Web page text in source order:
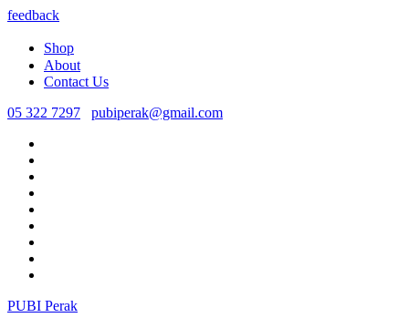
feedback
Shop
About
Contact Us
05 322 7297
pubiperak@gmail.com
PUBI Perak